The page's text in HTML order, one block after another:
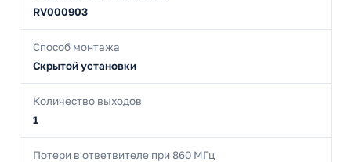
RV000903
Способ монтажа
Скрытой установки
Количество выходов
1
Потери в ответвителе при 860 МГц